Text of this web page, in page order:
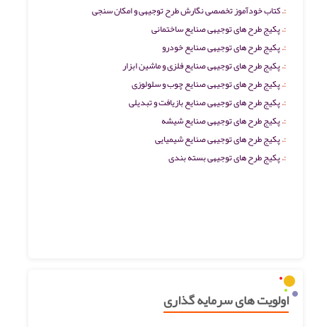
کتاب خودآموز تخصصی نگارش طرح توجیهی و امکان سنجی
پکیج طرح های توجیهی صنایع ساختمانی
پکیج طرح های توجیهی صنایع خودرو
پکیج طرح های توجیهی صنایع فلزی و ماشین ابزار
پکیج طرح های توجیهی صنایع چوب و سلولوزی
پکیج طرح های توجیهی صنایع بازیافت و تبدیلی
پکیج طرح های توجیهی صنایع شیشه
پکیج طرح های توجیهی صنایع شیمیایی
پکیج طرح های توجیهی بسته بندی
اولویت های سرمایه گذاری